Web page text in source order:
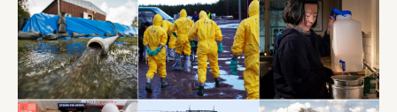
”Hur stark är Sveriges livsmedelsberedskap?”
Livsmedelsföretagens rapport Hur stark är
Sveriges livsmedelsberedskap?